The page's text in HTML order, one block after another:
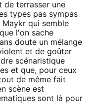
de terrasser une
types pas sympas
Maykr qui semble
l'on sache
doute un mélange
et de goûter
scénaristique
et que, pour ceux
de même fait
scène est
sont là pour